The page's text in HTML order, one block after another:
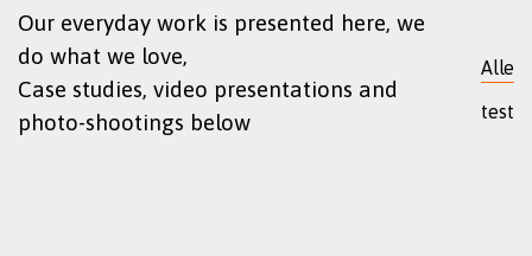
Our everyday work is presented here, we
do what we love,
Case studies, video presentations and
photo-shootings below
Alle
test